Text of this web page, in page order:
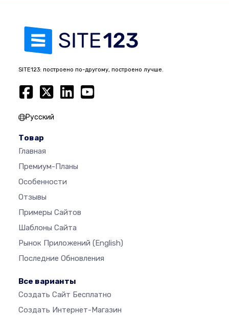
SITE123: построено по-другому, построено лучше.
Русский
Товар
Главная
Премиум-Планы
Особенности
Отзывы
Примеры Сайтов
Шаблоны Сайта
Рынок Приложений (English)
Последние Обновления
Все варианты
Создать Сайт Бесплатно
Создать Интернет-Магазин